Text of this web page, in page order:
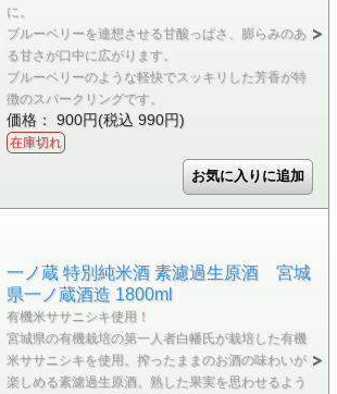
に。
ブルーベリーを連想させる甘酸っぱさ、膨らみのあ
る甘さが口中に広がります。
ブルーベリーのような軽快でスッキリした芳香が特
徴のスパークリングです。
価格： 900円(税込 990円)
在庫切れ
一ノ蔵 特別純米酒 素濾過生原酒 宮城
県一ノ蔵酒造 1800ml
有機米ササニシキ使用！
宮城県の有機栽培の第一人者白幡氏が栽培した有機
米ササニシキを使用。搾ったままのお酒の味わいが
楽しめる素濾過生原酒。熟した果実を思わせるよう